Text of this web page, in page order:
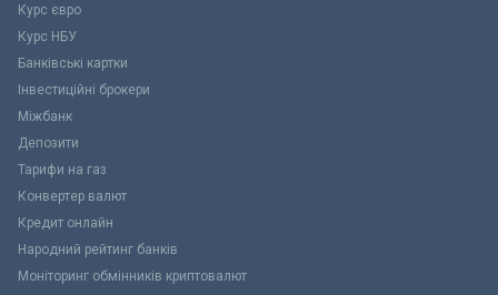
Курс євро
Курс НБУ
Банківські картки
Інвестиційні брокери
Міжбанк
Депозити
Тарифи на газ
Конвертер валют
Кредит онлайн
Народний рейтинг банків
Моніторинг обмінників криптовалют